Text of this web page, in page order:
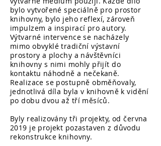
bylo vytvořené speciálně pro prostor
knihovny, bylo jeho reflexí, zároveň
impulzem a inspirací pro autory.
Výtvarné intervence se nacházely
mimo obvyklé tradiční výstavní
prostory a plochy a návštěvníci
knihovny s nimi mohly přijít do
kontaktu náhodně a nečekaně.
Realizace se postupně obměňovaly,
jednotlivá díla byla v knihovně k vidění
po dobu dvou až tří měsíců.
Byly realizovány tři projekty, od června
2019 je projekt pozastaven z důvodu
rekonstrukce knihovny.